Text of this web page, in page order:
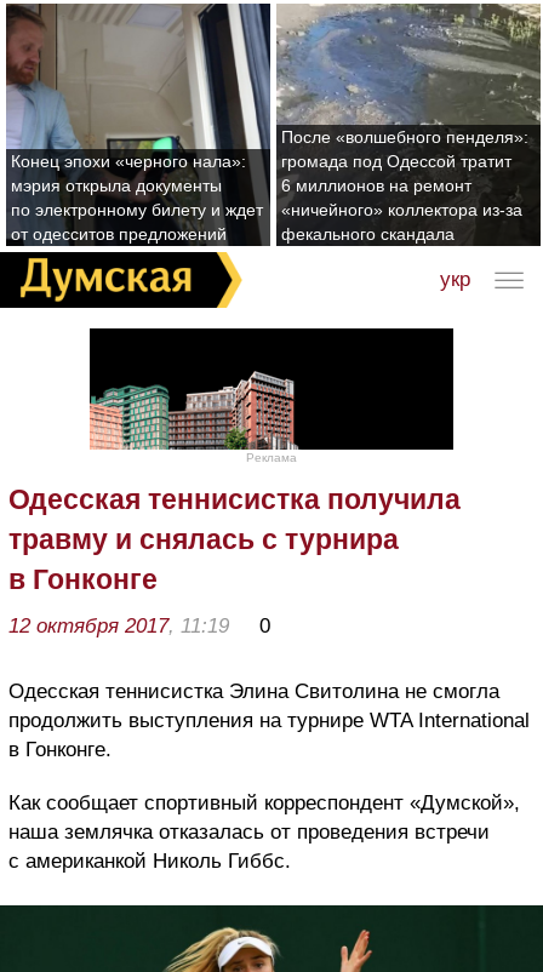
Конец эпохи «черного нала»:
мэрия открыла документы
по электронному билету и ждет
от одесситов предложений
После «волшебного пенделя»:
громада под Одессой тратит
6 миллионов на ремонт
«ничейного» коллектора из-за
фекального скандала
укр
Реклама
Одесская теннисистка получила
травму и снялась с турнира
в Гонконге
12 октября 2017, 11:19 0
Одесская теннисистка Элина Свитолина не смогла
продолжить выступления на турнире WTA International
в Гонконге.
Как сообщает спортивный корреспондент «Думской»,
наша землячка отказалась от проведения встречи
с американкой Николь Гиббс.